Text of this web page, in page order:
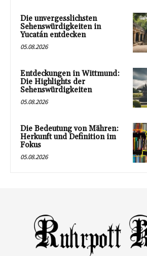
Die unvergesslichsten
Sehenswürdigkeiten in
Yucatán entdecken
05.08.2026
Entdeckungen in Wittmund:
Die Highlights der
Sehenswürdigkeiten
05.08.2026
Die Bedeutung von Mähren:
Herkunft und Definition im
Fokus
05.08.2026